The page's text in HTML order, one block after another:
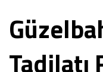
Tadilatı